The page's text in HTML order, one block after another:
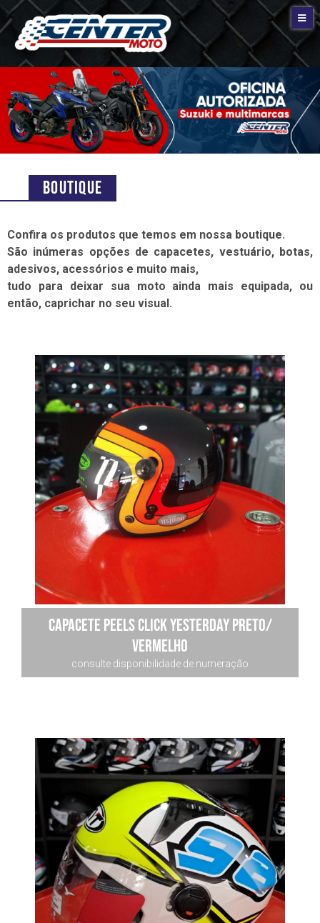
Boutique
Confira os produtos que temos em nossa boutique.
São inúmeras opções de capacetes, vestuário, botas,
adesivos, acessórios e muito mais,
tudo para deixar sua moto ainda mais equipada, ou
então, caprichar no seu visual.
Capacete Peels Click Yesterday Preto/
Vermelho
consulte disponibilidade de numeração